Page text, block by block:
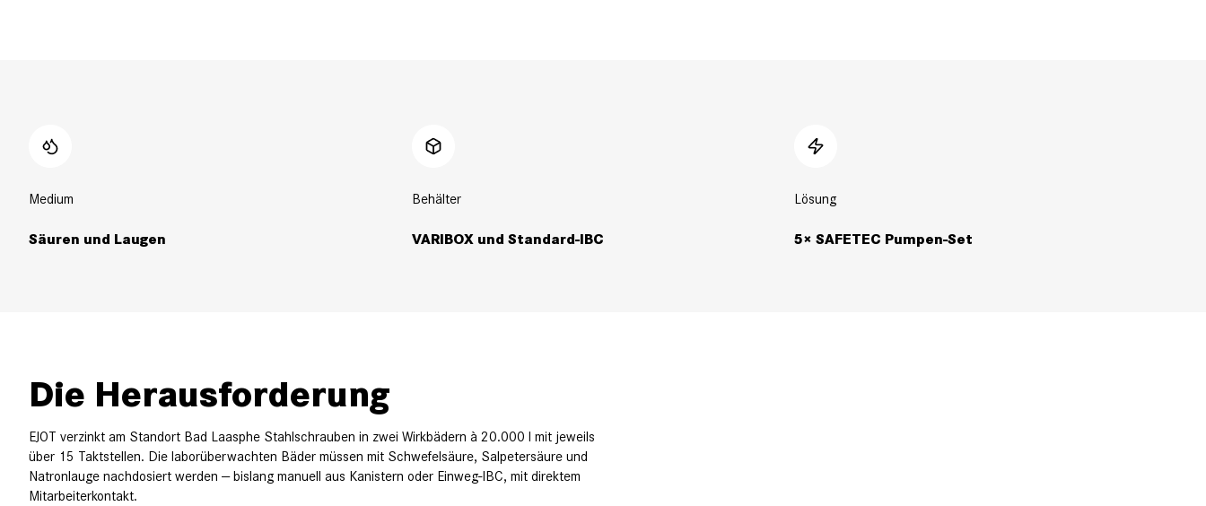
Medium
Säuren und Laugen
Behälter
VARIBOX und Standard-IBC
Lösung
5× SAFETEC Pumpen-Set
Die Herausforderung
EJOT verzinkt am Standort Bad Laasphe Stahlschrauben in zwei Wirkbädern à 20.000 l mit jeweils
über 15 Taktstellen. Die laborüberwachten Bäder müssen mit Schwefelsäure, Salpetersäure und
Natronlauge nachdosiert werden — bislang manuell aus Kanistern oder Einweg-IBC, mit direktem
Mitarbeiterkontakt.